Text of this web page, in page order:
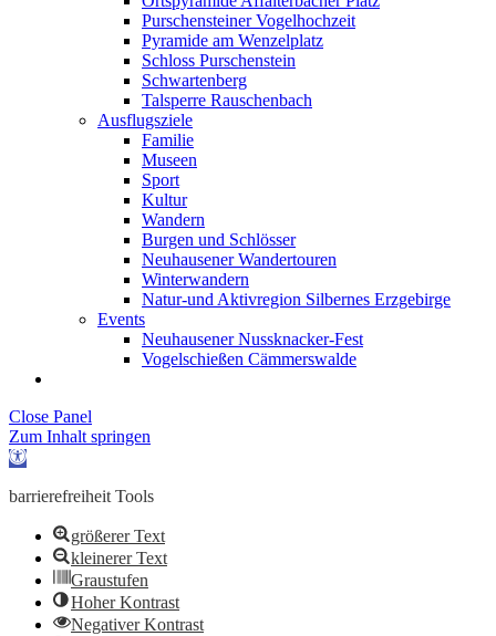
Purschensteiner Vogelhochzeit
Pyramide am Wenzelplatz
Schloss Purschenstein
Schwartenberg
Talsperre Rauschenbach
Ausflugsziele
Familie
Museen
Sport
Kultur
Wandern
Burgen und Schlösser
Neuhausener Wandertouren
Winterwandern
Natur-und Aktivregion Silbernes Erzgebirge
Events
Neuhausener Nussknacker-Fest
Vogelschießen Cämmerswalde
Close Panel
Zum Inhalt springen
Werkzeugleiste
barrierefreiheit Tools
größerer Text
kleinerer Text
Graustufen
Hoher Kontrast
Negativer Kontrast